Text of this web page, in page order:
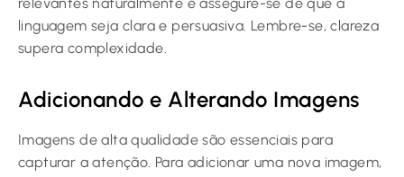
linguagem seja clara e persuasiva. Lembre-se, clareza
supera complexidade.
Adicionando e Alterando Imagens
Imagens de alta qualidade são essenciais para
capturar a atenção. Para adicionar uma nova imagem,